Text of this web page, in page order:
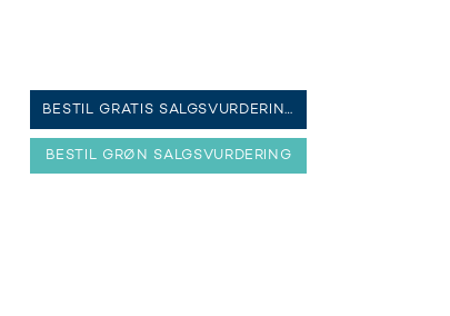
BESTIL GRATIS SALGSVURDERING
BESTIL GRØN SALGSVURDERING